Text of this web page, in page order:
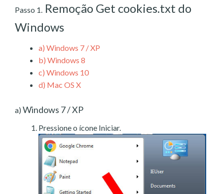
Passo 1. Remoção Get cookies.txt do
Windows
a) Windows 7 / XP
b) Windows 8
c) Windows 10
d) Mac OS X
a) Windows 7 / XP
Pressione o ícone Iniciar.